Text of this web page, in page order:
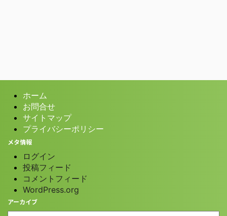
ホーム
お問合せ
サイトマップ
プライバシーポリシー
メタ情報
ログイン
投稿フィード
コメントフィード
WordPress.org
アーカイブ